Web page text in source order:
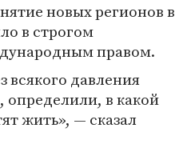
новых регионов в
в строгом
правом.
всякого давления
определили, в какой
жить», — сказал